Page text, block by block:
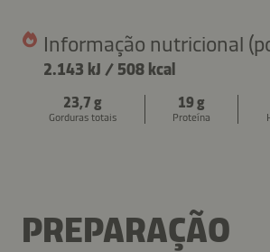
Informação nutricional
2.143 kJ / 508 kcal
23,7 g
Gorduras totais
19 g
Proteína
PREPARAÇÃO